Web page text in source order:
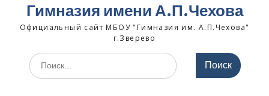
Гимназия имени А.П.Чехова
Официальный сайт МБОУ "Гимназия им. А.П.Чехова"
г.Зверево
Search
for: